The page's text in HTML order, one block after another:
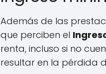
Además de las
que perciben el
renta, incluso si no
resultar en la pérdida